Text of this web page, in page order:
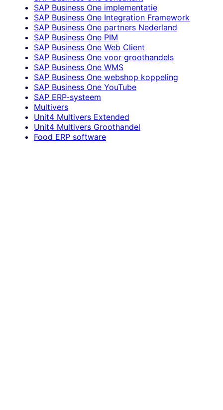
SAP Business One implementatie
SAP Business One Integration Framework
SAP Business One partners Nederland
SAP Business One PIM
SAP Business One Web Client
SAP Business One voor groothandels
SAP Business One WMS
SAP Business One webshop koppeling
SAP Business One YouTube
SAP ERP-systeem
Multivers
Unit4 Multivers Extended
Unit4 Multivers Groothandel
Food ERP software